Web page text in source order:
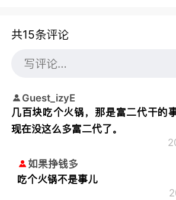
共15条评论
Guest_izyE
几百块吃个火锅，那是富二代干的
现在没这么多富二代了。
如果挣钱多
吃个火锅不是事儿